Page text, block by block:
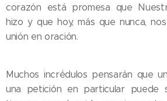
corazón está promesa que
hizo y que hoy, más que nunca,
unión en oración.
Muchos incrédulos pensarán que
una petición en particular puede